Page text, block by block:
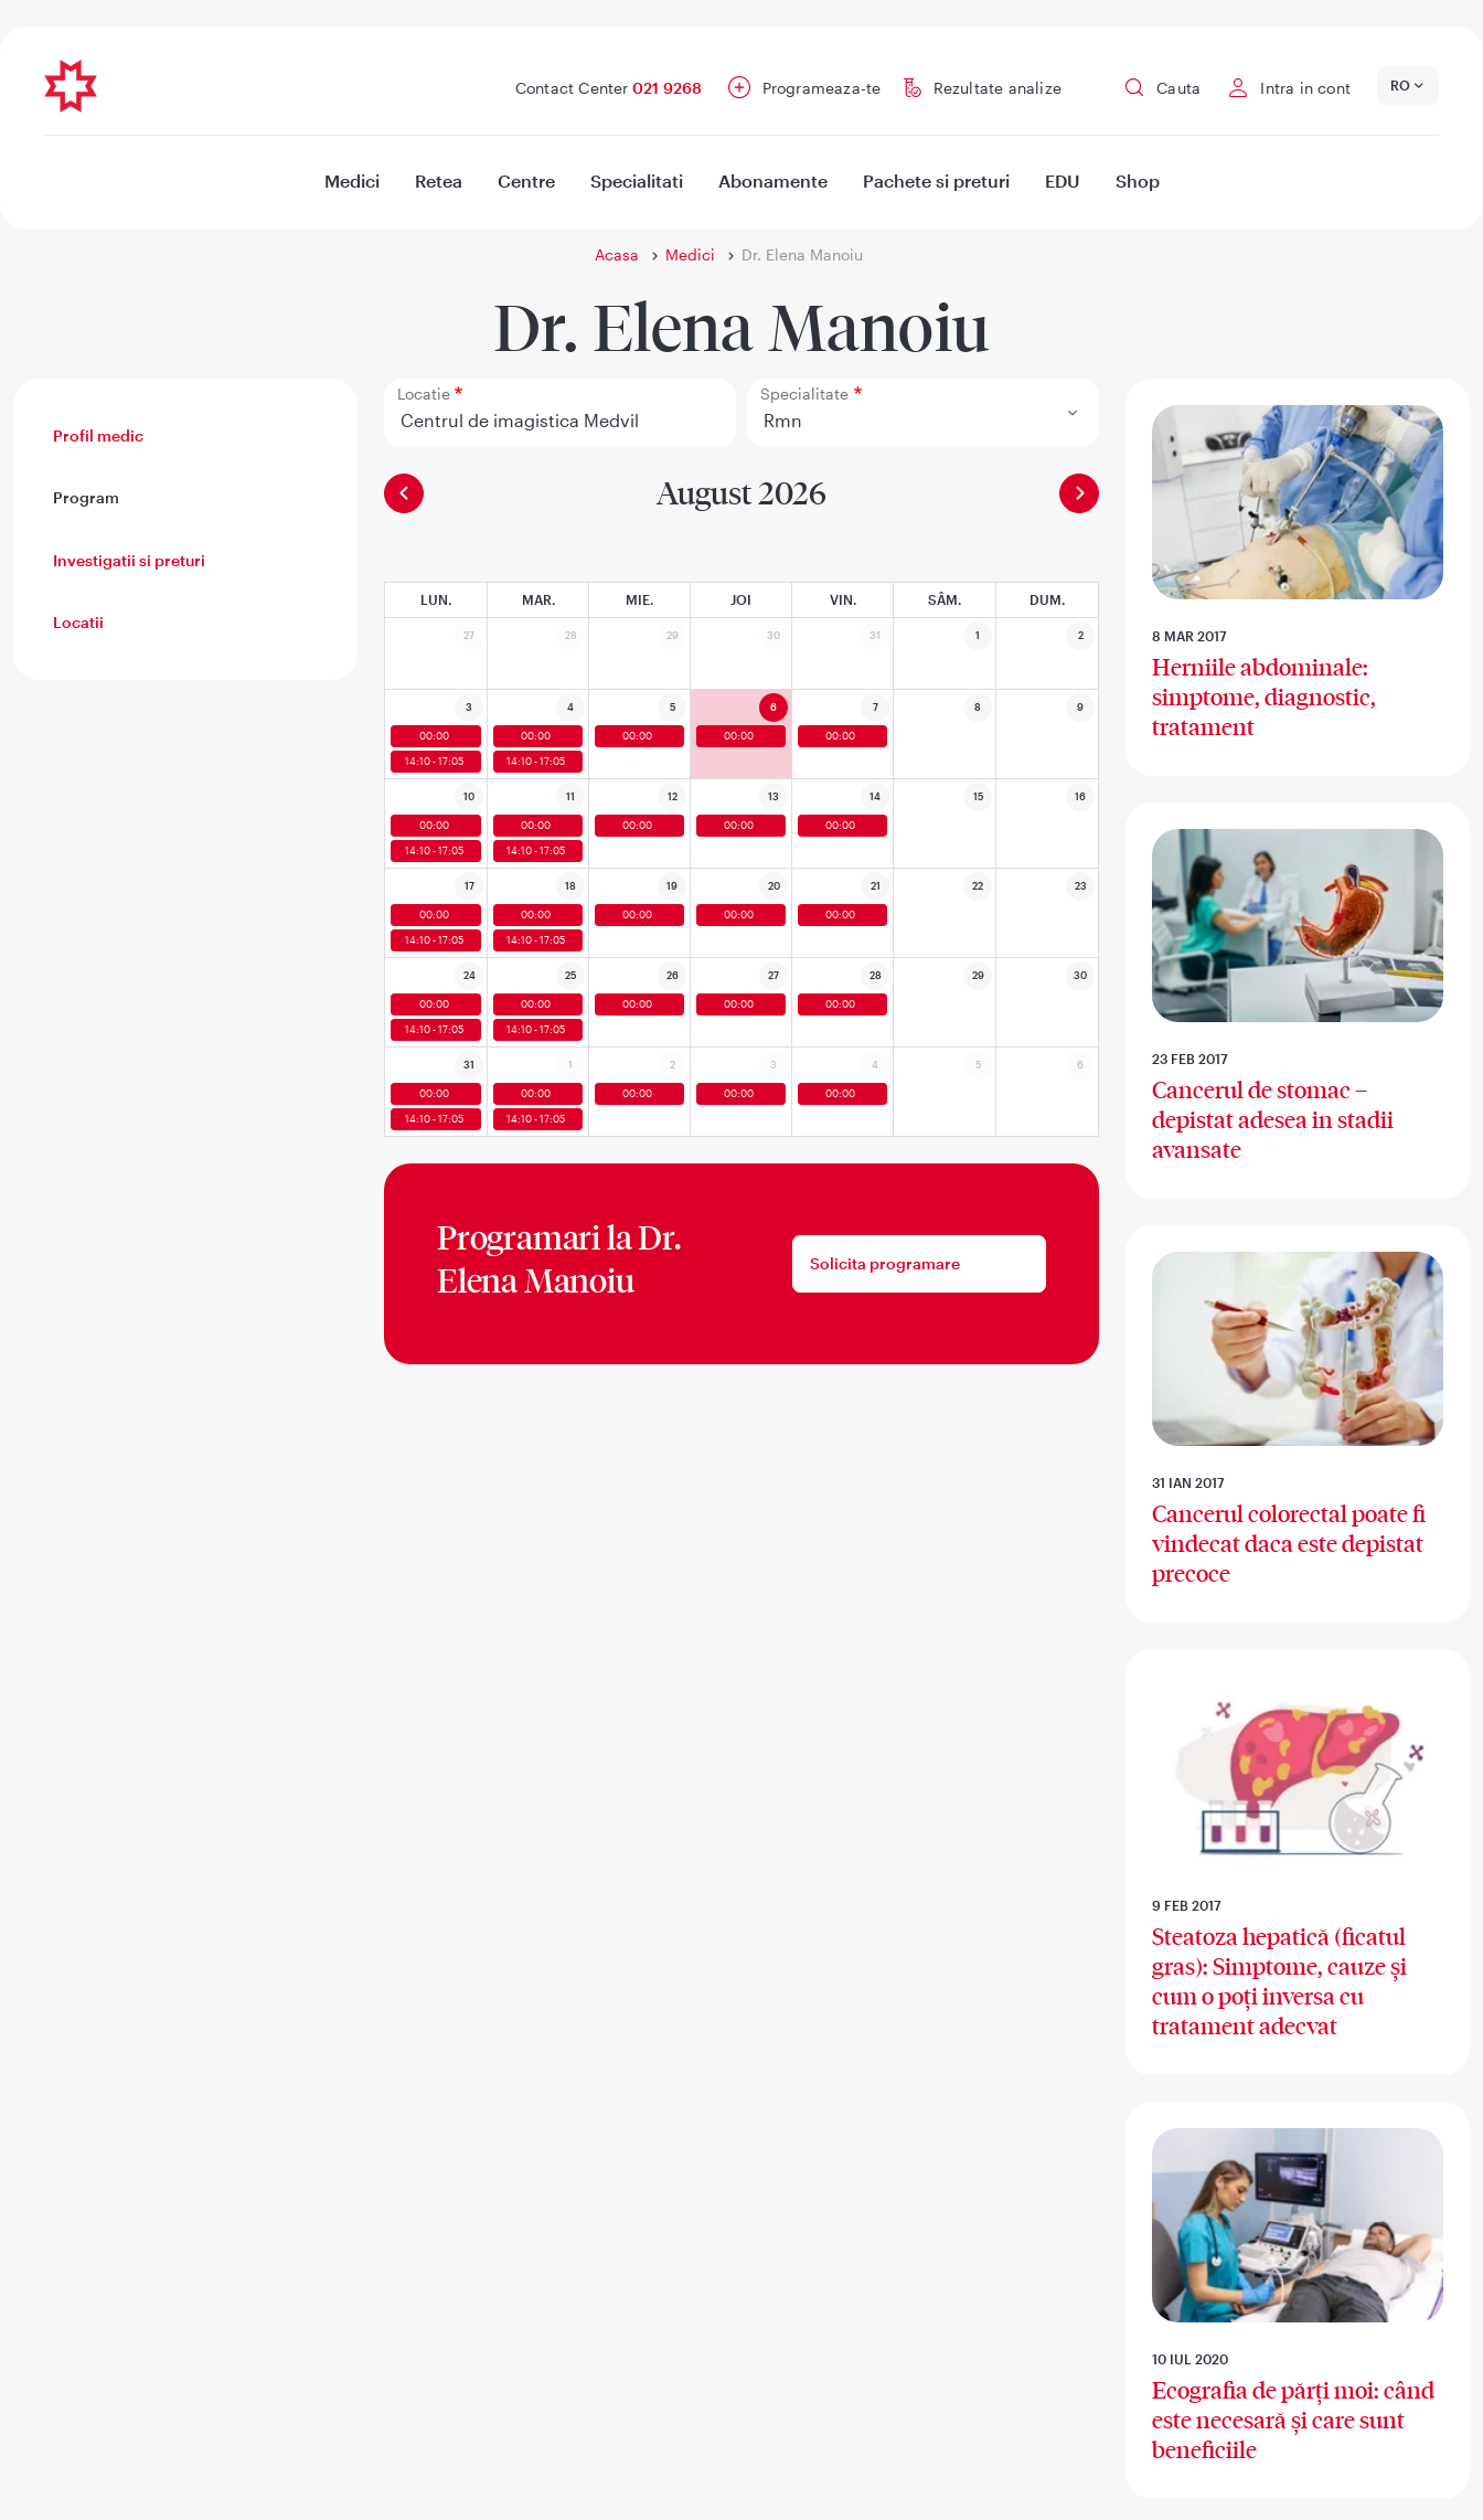
Contact Center 021 9268 Programeaza-te Rezultate analize Cauta Intra in cont RO
Medici Retea Centre Specialitati Abonamente Pachete si preturi EDU Shop
Acasa Medici Dr. Elena Manoiu
Dr. Elena Manoiu
Profil medic
Program
Investigatii si preturi
Locatii
Locatie Specialitate
August 2026
LUN. MAR. MIE. JOI VIN. SÂM. DUM.
27 28 29 30 31 1 2
3 4 5 6 7 8 9
00:00 00:00 00:00 00:00 00:00
14:10 - 17:05 14:10 - 17:05
10 11 12 13 14 15 16
00:00 00:00 00:00 00:00 00:00
14:10 - 17:05 14:10 - 17:05
17 18 19 20 21 22 23
00:00 00:00 00:00 00:00 00:00
14:10 - 17:05 14:10 - 17:05
24 25 26 27 28 29 30
00:00 00:00 00:00 00:00 00:00
14:10 - 17:05 14:10 - 17:05
31 1 2 3 4 5 6
00:00 00:00 00:00 00:00 00:00
14:10 - 17:05 14:10 - 17:05
Programari laDr.
Elena Manoiu
Solicita programare
8 MAR 2017
Herniile abdominale:
simptome, diagnostic,
tratament
23 FEB 2017
Cancerul de stomac –
depistat adesea in stadii
avansate
31 IAN 2017
Cancerul colorectal poate fi
vindecat daca este depistat
precoce
9 FEB 2017
Steatoza hepatică (ficatul
gras): Simptome, cauze și
cum o poți inversa cu
tratament adecvat
10 IUL 2020
Ecografia de părți moi: când
este necesară și care sunt
beneficiile